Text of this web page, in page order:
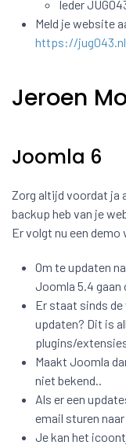
Ieder
Meld je website
https://
Jeroen
Joomla 6
Zorg altijd voordat ja
backup heb van je
Er volgt nu een demo
Om te updaten
Joomla 5.4 gaan
Er staat sinds
updaten? Dit is
plugins/
Maakt Joomla
niet bekend..
Als er een
email sturen
Je kan het